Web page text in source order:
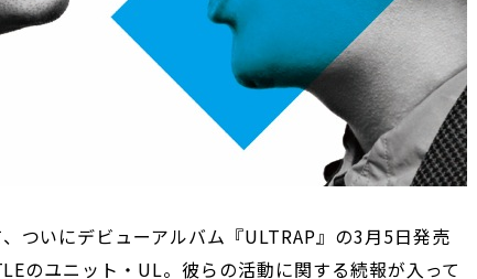
ついにデビューアルバム『ULTRAP』の3月5日発売
のユニット・UL。彼らの活動に関する続報が入って